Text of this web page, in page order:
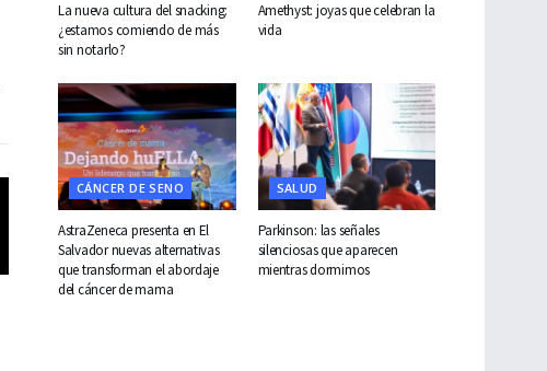
La nueva cultura del snacking:
¿estamos comiendo de más
sin notarlo?
Amethyst: joyas que celebran la
vida
CÁNCER DE SENO
AstraZeneca presenta en El
Salvador nuevas alternativas
que transforman el abordaje
del cáncer de mama
SALUD
Parkinson: las señales
silenciosas que aparecen
mientras dormimos